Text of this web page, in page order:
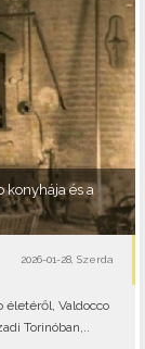
konyhája és a
2026-01-28, Szerda
életéről, Valdocco
Torinóban,..